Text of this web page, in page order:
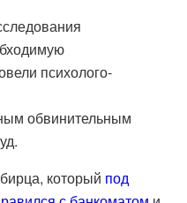
психолого-
обвинительным
который под